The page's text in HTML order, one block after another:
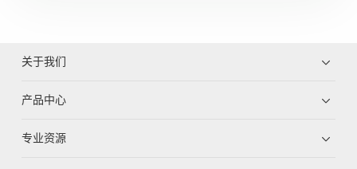
关于我们
产品中心
专业资源